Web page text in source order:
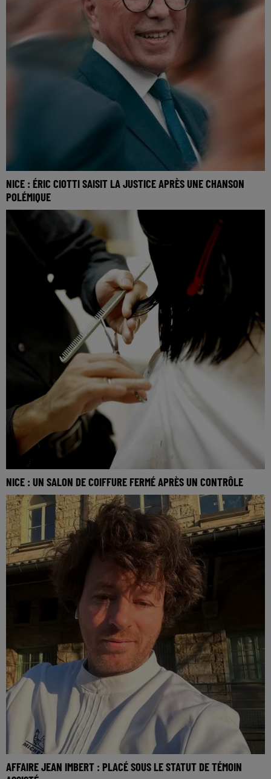
NICE : ÉRIC CIOTTI SAISIT LA JUSTICE APRÈS UNE CHANSON
POLÉMIQUE
NICE : UN SALON DE COIFFURE FERMÉ APRÈS UN CONTRÔLE
AFFAIRE JEAN IMBERT : PLACÉ SOUS LE STATUT DE TÉMOIN